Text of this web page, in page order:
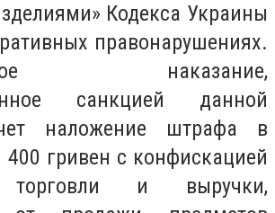
Кодекса Украины
правонарушениях.
наказание,
санкцией данной
наложение штрафа в
400 гривен с конфискацией
торговли и выручки,